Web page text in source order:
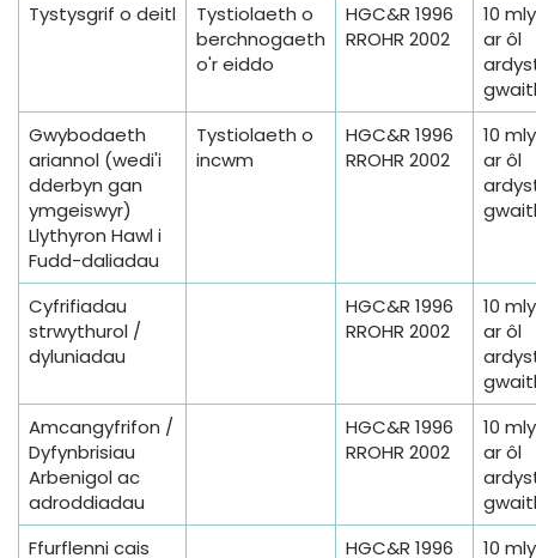
Tystysgrif o deitl
Tystiolaeth o
berchnogaeth
o'r eiddo
HGC&R 1996
RROHR 2002
10
ar ôl
Gwybodaeth
ariannol (wedi'i
dderbyn gan
ymgeiswyr)
Llythyron Hawl i
Fudd-daliadau
Tystiolaeth o
incwm
HGC&R 1996
RROHR 2002
10
ar ôl
Cyfrifiadau
strwythurol /
dyluniadau
HGC&R 1996
RROHR 2002
10
ar ôl
Amcangyfrifon /
Dyfynbrisiau
Arbenigol ac
adroddiadau
HGC&R 1996
RROHR 2002
10
ar ôl
Ffurflenni cais
HGC&R 1996 10